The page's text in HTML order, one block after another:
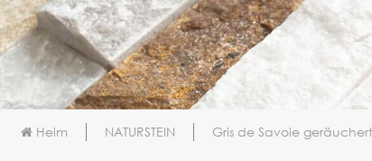
Heim NATURSTEIN Gris de Savoie